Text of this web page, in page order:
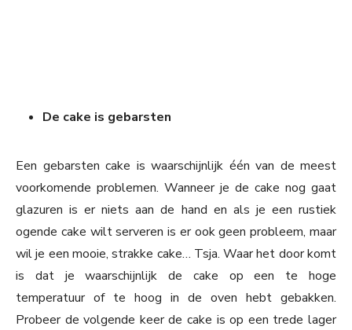
De cake is gebarsten
Een gebarsten cake is waarschijnlijk één van de meest
voorkomende problemen. Wanneer je de cake nog gaat
glazuren is er niets aan de hand en als je een rustiek
ogende cake wilt serveren is er ook geen probleem, maar
wil je een mooie, strakke cake… Tsja. Waar het door komt
is dat je waarschijnlijk de cake op een te hoge
temperatuur of te hoog in de oven hebt gebakken.
Probeer de volgende keer de cake is op een trede lager